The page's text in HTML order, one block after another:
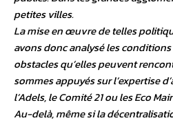
petites villes.
La mise en œuvre de telles
avons donc analysé les
obstacles qu’elles peuvent
sommes appuyés sur l’expertise
l’Adels, le Comité 21 ou les Eco
Au-delà, même si la